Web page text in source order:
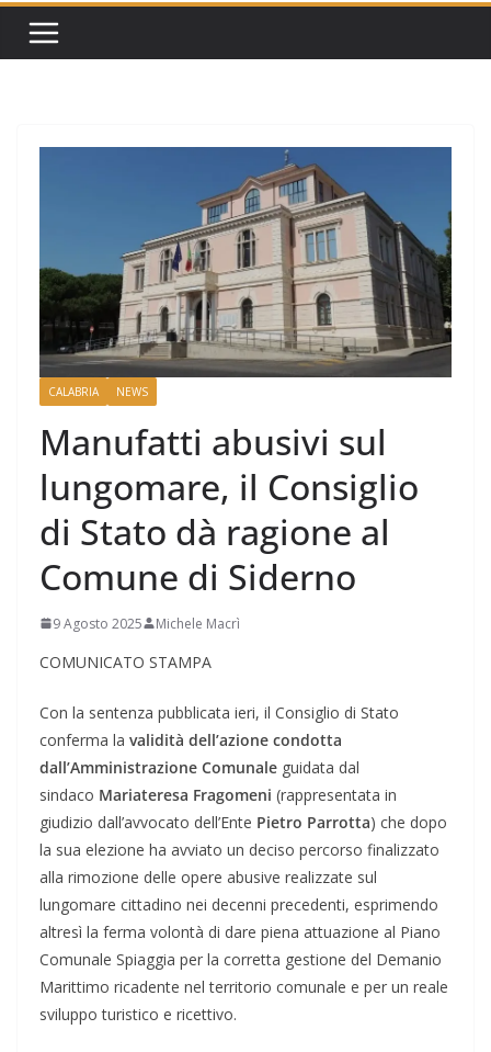
CALABRIA NEWS
Manufatti abusivi sul
lungomare, il Consiglio
di Stato dà ragione al
Comune di Siderno
9 Agosto 2025 Michele Macrì
COMUNICATO STAMPA
Con la sentenza pubblicata ieri, il Consiglio di Stato
conferma la validità dell’azione condotta
dall’Amministrazione Comunale guidata dal
sindaco Mariateresa Fragomeni (rappresentata in
giudizio dall’avvocato dell’Ente Pietro Parrotta) che dopo
la sua elezione ha avviato un deciso percorso finalizzato
alla rimozione delle opere abusive realizzate sul
lungomare cittadino nei decenni precedenti, esprimendo
altresì la ferma volontà di dare piena attuazione al Piano
Comunale Spiaggia per la corretta gestione del Demanio
Marittimo ricadente nel territorio comunale e per un reale
sviluppo turistico e ricettivo.